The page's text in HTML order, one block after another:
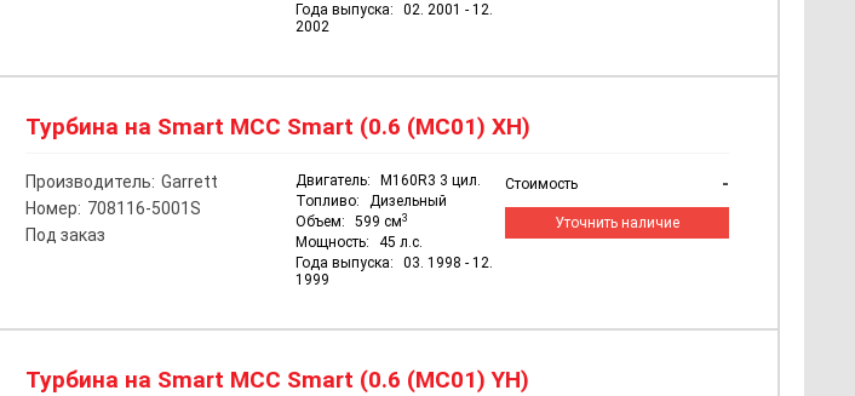
Года выпуска:
02. 2001 - 12.
2002
Турбина на Smart MCC Smart (0.6 (MC01) XH)
Производитель: Garrett
Номер: 708116-5001S
Под заказ
Двигатель:
M160R3 3 цил.
Топливо:
Дизельный
Объем:
599 см3
Мощность:
45 л.с.
Года выпуска:
03. 1998 - 12.
1999
Стоимость -
Уточнить наличие
Турбина на Smart MCC Smart (0.6 (MC01) YH)